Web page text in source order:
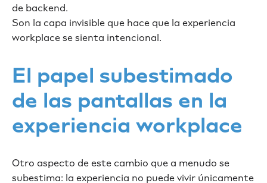
de backend.
Son la capa invisible que hace que la experiencia
workplace se sienta intencional.
El papel subestimado
de las pantallas en la
experiencia workplace
Otro aspecto de este cambio que a menudo se
subestima: la experiencia no puede vivir únicamente